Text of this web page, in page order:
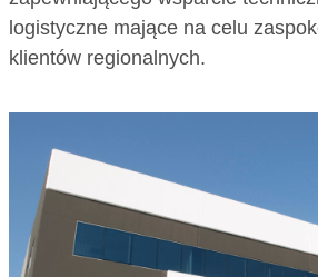
logistyczne mające na celu
klientów regionalnych.